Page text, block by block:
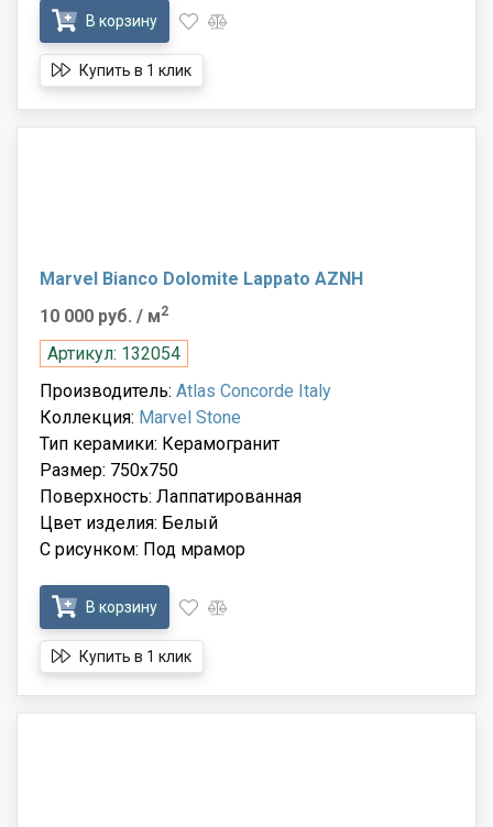
В корзину
Купить в 1 клик
Marvel Bianco Dolomite Lappato AZNH
10 000 руб. / м2
Артикул: 132054
Производитель: Atlas Concorde Italy
Коллекция: Marvel Stone
Тип керамики: Керамогранит
Размер: 750x750
Поверхность: Лаппатированная
Цвет изделия: Белый
С рисунком: Под мрамор
В корзину
Купить в 1 клик